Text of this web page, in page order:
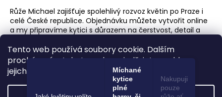
Tento web používá soubory cookie. Dalším
procházením tohoto webu vyjadřujete souhlas s
jejich používáním.. Více informacízde
Růže Michael zajišťuje spolehlivý rozvoz květin po Praze i
celé České republice. Objednávku můžete vytvořit online
a my připravíme kytici s důrazem na čerstvost, detail a
Proč zvolit Růže Michael?
Prémiové čerstvé květiny a luxusní růže.
Ruční vazba kytic s důrazem na detail.
Míchané
kytice
plné
Nakupuji
pouze